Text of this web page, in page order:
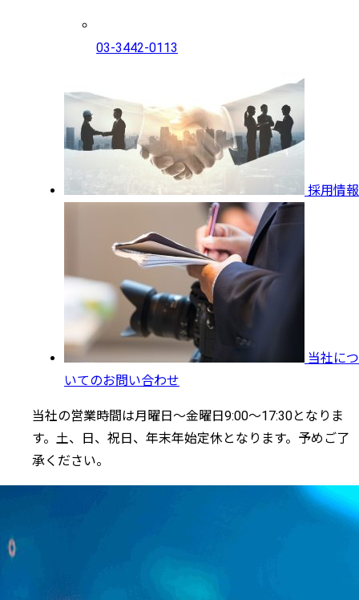
03-3442-0113
採用情報
当社につ
いてのお問い合わせ
当社の営業時間は月曜日～金曜日9:00～17:30となりま
す。土、日、祝日、年末年始定休となります。予めご了
承ください。